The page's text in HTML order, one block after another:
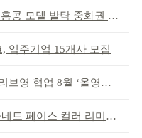
모델 발탁 중화권 공략 강화
입주기업 15개사 모집
협업 8월 ‘올영픽’ 선정
이스 컬러 리미티드’ 출시